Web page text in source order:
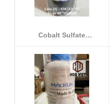
Cobalt Sulfate